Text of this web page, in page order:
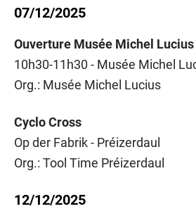
07/12/2025
Ouverture Musée Michel Lucius
10h30-11h30 - Musée Michel
Org.: Musée Michel Lucius
Cyclo Cross
Op der Fabrik - Préizerdaul
Org.: Tool Time Préizerdaul
12/12/2025